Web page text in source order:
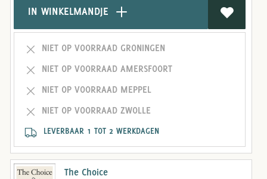
IN WINKELMANDJE
NIET OP VOORRAAD GRONINGEN
NIET OP VOORRAAD AMERSFOORT
NIET OP VOORRAAD MEPPEL
NIET OP VOORRAAD ZWOLLE
LEVERBAAR 1 TOT 2 WERKDAGEN
The Choice